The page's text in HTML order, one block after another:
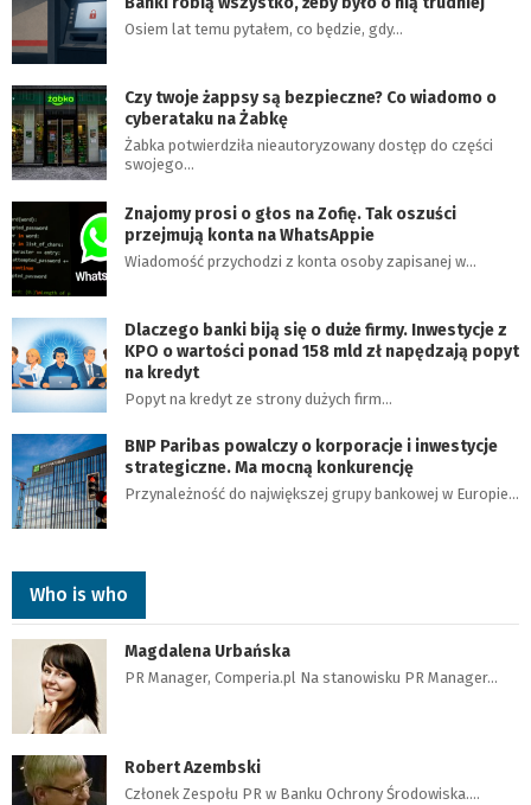
Osiem lat temu pytałem, co będzie, gdy…
Czy twoje żappsy są bezpieczne? Co wiadomo o
cyberataku na Żabkę
Żabka potwierdziła nieautoryzowany dostęp do części
swojego…
Znajomy prosi o głos na Zofię. Tak oszuści
przejmują konta na WhatsAppie
Wiadomość przychodzi z konta osoby zapisanej w…
Dlaczego banki biją się o duże firmy. Inwestycje z
KPO o wartości ponad 158 mld zł napędzają popyt
na kredyt
Popyt na kredyt ze strony dużych firm…
BNP Paribas powalczy o korporacje i inwestycje
strategiczne. Ma mocną konkurencję
Przynależność do największej grupy bankowej w Europie…
Who is who
Magdalena Urbańska
PR Manager, Comperia.pl Na stanowisku PR Manager…
Robert Azembski
Członek Zespołu PR w Banku Ochrony Środowiska.…